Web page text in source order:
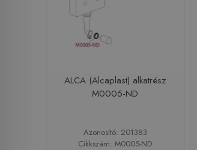
ALCA (Alcaplast) alkatrész
M0005-ND
Azonosító: 201383
Cikkszám: M0005-ND